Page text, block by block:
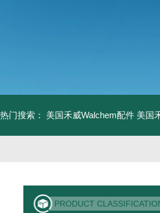
热门搜索： 美国禾威Walchem配件 美国
PRODUCT